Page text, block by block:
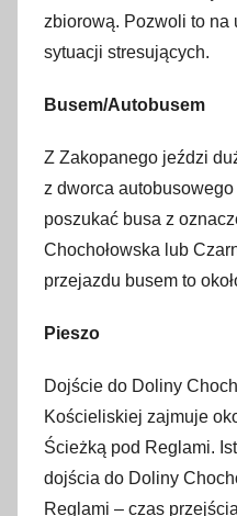
zbiorową. Pozwoli to na
sytuacji stresujących.
Busem/Autobusem
Z Zakopanego jeździ
z dworca
poszukać busa z
Chochołowska lub
przejazdu busem to
Pieszo
Dojście do Doliny
Kościeliskiej zajmuje
Ścieżką pod Reglami.
dojścia do Doliny
Reglami – czas